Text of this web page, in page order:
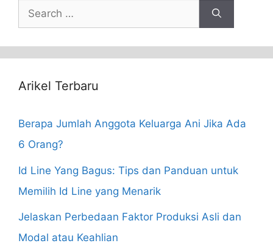
Search
for:
Arikel Terbaru
Berapa Jumlah Anggota Keluarga Ani Jika Ada
6 Orang?
Id Line Yang Bagus: Tips dan Panduan untuk
Memilih Id Line yang Menarik
Jelaskan Perbedaan Faktor Produksi Asli dan
Modal atau Keahlian